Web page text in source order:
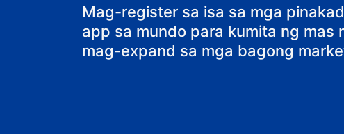
Mag-register sa isa sa mga
app sa mundo para kumita ng mas
mag-expand sa mga bagong